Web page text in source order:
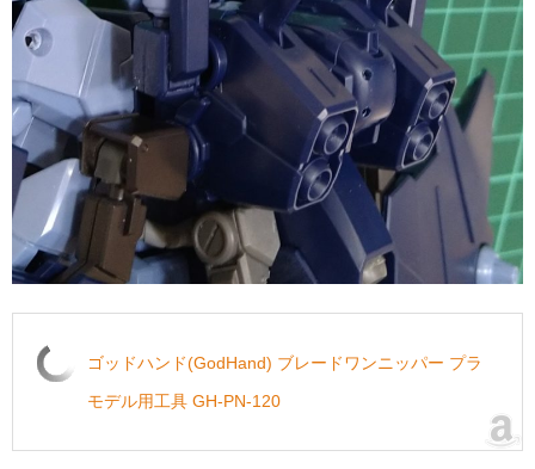
ゴッドハンド(GodHand) ブレードワンニッパー プラ
モデル用工具 GH-PN-120